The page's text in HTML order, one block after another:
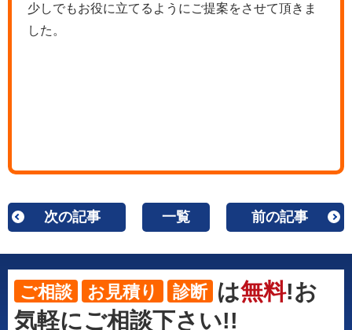
少しでもお役に立てるようにご提案をさせて頂きま
した。
次の記事 一覧 前の記事
ご相談 お見積り 診断 は無料!お
気軽にご相談下さい!!